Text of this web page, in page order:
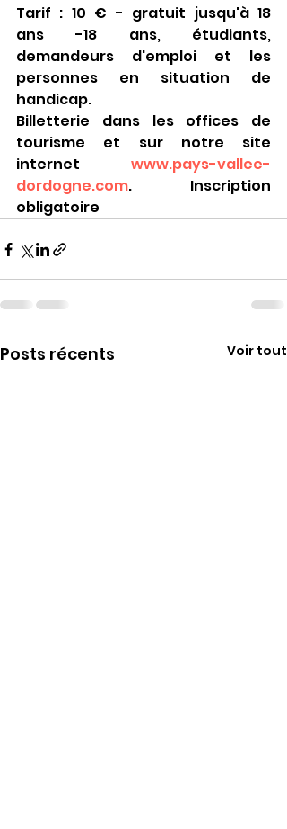
Tarif : 10 € - gratuit jusqu'à 18
ans -18 ans, étudiants,
demandeurs d'emploi et les
personnes en situation de
handicap.
Billetterie dans les offices de
tourisme et sur notre site
internet www.pays-vallee-
dordogne.com. Inscription
obligatoire
Posts récents Voir tout